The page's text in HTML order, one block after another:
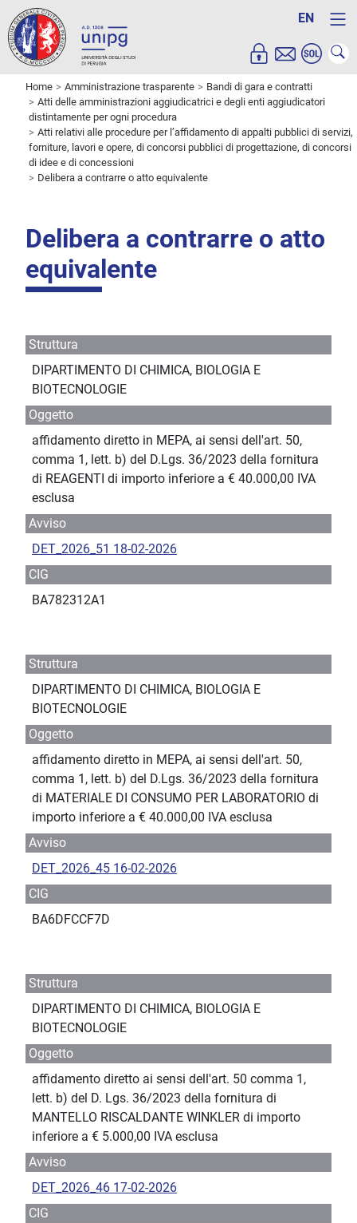
EN
Home Amministrazione trasparente
Bandi di gara e contratti
Atti delle amministrazioni aggiudicatrici e degli enti aggiudicatori
distintamente per ogni procedura
Atti relativi alle procedure per l’affidamento di appalti pubblici di servizi,
forniture, lavori e opere, di concorsi pubblici di progettazione, di concorsi
di idee e di concessioni
Delibera a contrarre o atto equivalente
Delibera a contrarre o atto
equivalente
Struttura
DIPARTIMENTO DI CHIMICA, BIOLOGIA E
BIOTECNOLOGIE
Oggetto
affidamento diretto in MEPA, ai sensi dell'art. 50,
comma 1, lett. b) del D.Lgs. 36/2023 della fornitura
di REAGENTI di importo inferiore a € 40.000,00 IVA
esclusa
Avviso
DET_2026_51 18-02-2026
CIG
BA782312A1
Struttura
DIPARTIMENTO DI CHIMICA, BIOLOGIA E
BIOTECNOLOGIE
Oggetto
affidamento diretto in MEPA, ai sensi dell'art. 50,
comma 1, lett. b) del D.Lgs. 36/2023 della fornitura
di MATERIALE DI CONSUMO PER LABORATORIO di
importo inferiore a € 40.000,00 IVA esclusa
Avviso
DET_2026_45 16-02-2026
CIG
BA6DFCCF7D
Struttura
DIPARTIMENTO DI CHIMICA, BIOLOGIA E
BIOTECNOLOGIE
Oggetto
affidamento diretto ai sensi dell'art. 50 comma 1,
lett. b) del D. Lgs. 36/2023 della fornitura di
MANTELLO RISCALDANTE WINKLER di importo
inferiore a € 5.000,00 IVA esclusa
Avviso
DET_2026_46 17-02-2026
CIG